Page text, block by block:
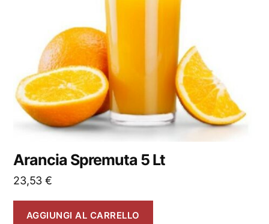
Arancia Spremuta 5 Lt
23,53 €
AGGIUNGI AL CARRELLO